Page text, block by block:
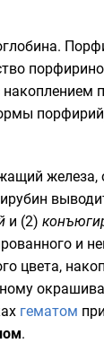
.
железа,
и (2)
и
гематом
.